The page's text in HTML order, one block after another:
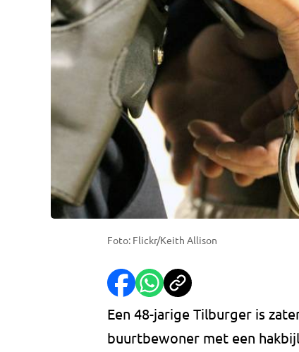
Foto: Flickr/Keith Allison
Een 48-jarige Tilburger is
buurtbewoner met een